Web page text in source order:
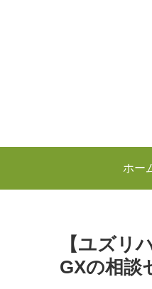
ホー
【ユズリ
GXの相談